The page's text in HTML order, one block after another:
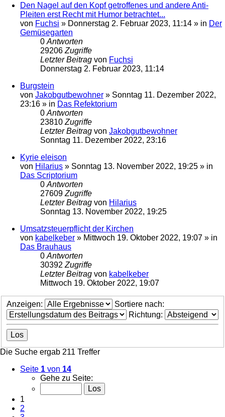
Den Nagel auf den Kopf getroffenes und andere Anti-
Pleiten erst Recht mit Humor betrachtet...
von Fuchsi » Donnerstag 2. Februar 2023, 11:14 » in Der
Gemüsegarten
0 Antworten
29206 Zugriffe
Letzter Beitrag von Fuchsi
Donnerstag 2. Februar 2023, 11:14
Burgstein
von Jakobgutbewohner » Sonntag 11. Dezember 2022,
23:16 » in Das Refektorium
0 Antworten
23810 Zugriffe
Letzter Beitrag von Jakobgutbewohner
Sonntag 11. Dezember 2022, 23:16
Kyrie eleison
von Hilarius » Sonntag 13. November 2022, 19:25 » in
Das Scriptorium
0 Antworten
27609 Zugriffe
Letzter Beitrag von Hilarius
Sonntag 13. November 2022, 19:25
Umsatzsteuerpflicht der Kirchen
von kabelkeber » Mittwoch 19. Oktober 2022, 19:07 » in
Das Brauhaus
0 Antworten
30392 Zugriffe
Letzter Beitrag von kabelkeber
Mittwoch 19. Oktober 2022, 19:07
Anzeigen:
Sortiere nach:
Richtung:
Die Suche ergab 211 Treffer
Seite 1 von 14
Gehe zu Seite:
1
2